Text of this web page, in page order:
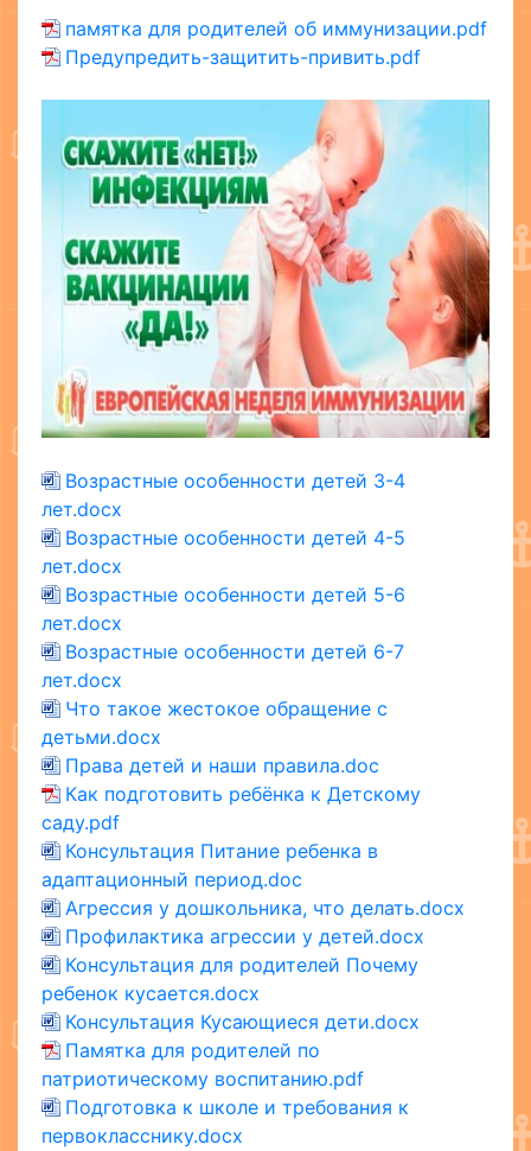
памятка для родителей об иммунизации.pdf
Предупредить-защитить-привить.pdf
Возрастные особенности детей 3-4
лет.docx
Возрастные особенности детей 4-5
лет.docx
Возрастные особенности детей 5-6
лет.docx
Возрастные особенности детей 6-7
лет.docx
Что такое жестокое обращение с
детьми.docx
Права детей и наши правила.doc
Как подготовить ребёнка к Детскому
саду.pdf
Консультация Питание ребенка в
адаптационный период.doc
Агрессия у дошкольника, что делать.docx
Профилактика агрессии у детей.docx
Консультация для родителей Почему
ребенок кусается.docx
Консультация Кусающиеся дети.docx
Памятка для родителей по
патриотическому воспитанию.pdf
Подготовка к школе и требования к
первокласснику.docx